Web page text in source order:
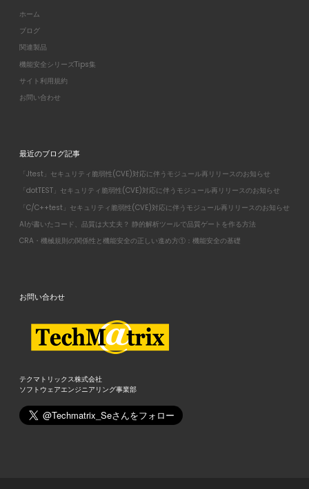
ホーム
ブログ
関連製品
機能安全シリーズTips集
サイト利用規約
お問い合わせ
最近のブログ記事
「Jtest」セキュリティ脆弱性(CVE)対応に伴うモジュール再リリースのお知らせ
「dotTEST」セキュリティ脆弱性(CVE)対応に伴うモジュール再リリースのお知らせ
「C/C++test」セキュリティ脆弱性(CVE)対応に伴うモジュール再リリースのお知らせ
AIが書いたコード、品質は大丈夫？ 静的解析ツールで品質ゲートを作る方法
CRA・機械規則の関係性と機能安全の正しい進め方①：機能安全の基礎
お問い合わせ
テクマトリックス株式会社
ソフトウェアエンジニアリング事業部